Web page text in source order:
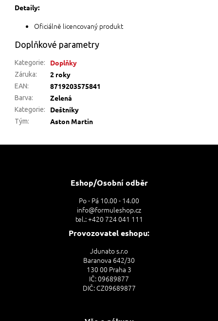
Detaily:
Oficiálně licencovaný produkt
Doplňkové parametry
Kategorie: Doplňky
Záruka: 2 roky
EAN: 8719203575841
Barva: Zelená
Kategorie: Deštníky
Tým: Aston Martin
Eshop/Osobní odběr
Po - Pá 10.00 - 14.00
info@formuleshop.cz
tel.: +420 724 041 111
Provozovatel eshopu:
Jdunato s.r.o
Baranova 642/30
130 00 Praha 3
IČ: 09689877
DIČ: CZ09689877